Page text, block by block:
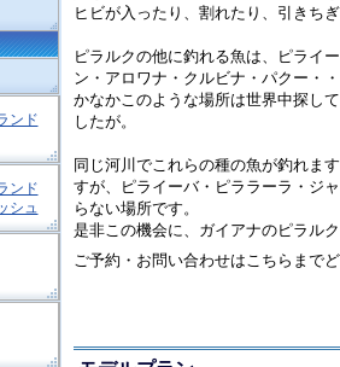
ンド
ンド
シュ
ヒビが入ったり、割れたり、引きち
ピラルクの他に釣れる魚は、ピライ
ン・アロワナ・クルビナ・パクー・
かなかこのような場所は世界中探し
したが。
同じ河川でこれらの種の魚が釣れま
すが、ピライーバ・ピララーラ・ジ
らない場所です。
是非この機会に、ガイアナのピラル
ご予約・お問い合わせはこちらまで